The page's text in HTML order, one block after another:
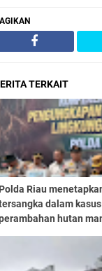
TERKAIT
Polda Riau
dalam kasus
hutan
Batang Kopau Sungai
Kecil dan Dusun Indah